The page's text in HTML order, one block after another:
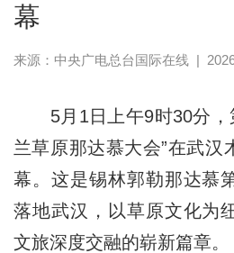
幕
来源：中央广电总台国际在线|
5月1日上午9时30分，
兰草原那达慕大会”在武汉
幕。这是锡林郭勒那达慕
落地武汉，以草原文化为
文旅深度交融的崭新篇章。